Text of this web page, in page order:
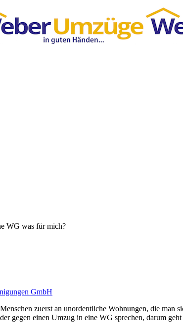
WG was für mich?
GmbH
zuerst an unordentliche Wohnungen, die man
gegen einen Umzug in eine WG sprechen, darum